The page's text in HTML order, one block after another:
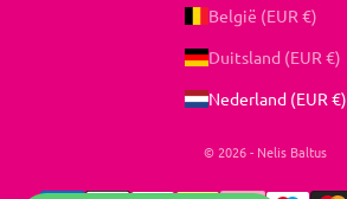
België (EUR €)
Duitsland (EUR €)
Nederland (EUR €)
© 2026 - Nelis Baltus